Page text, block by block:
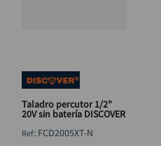
Taladro percutor 1/2"
20V sin batería DISCOVER
: FCD2005XT-N